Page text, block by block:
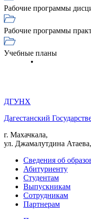
Рабочие программы
Рабочие программы
Учебные планы
ДГУНХ
Дагестанский
г. Махачкала,
ул. Джамалутдина
Сведения об
Абитуриенту
Студентам
Выпускникам
Сотрудникам
Партнерам